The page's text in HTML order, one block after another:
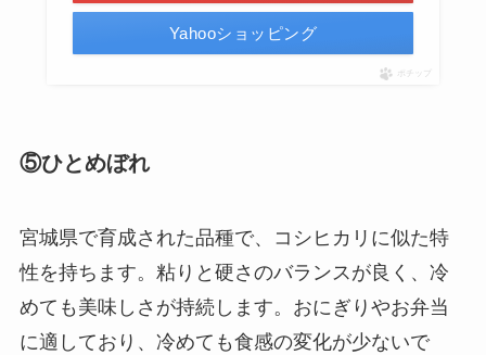
Yahooショッピング
ポチップ
⑤ひとめぼれ
宮城県で育成された品種で、コシヒカリに似た特
性を持ちます。粘りと硬さのバランスが良く、冷
めても美味しさが持続します。おにぎりやお弁当
に適しており、冷めても食感の変化が少ないで